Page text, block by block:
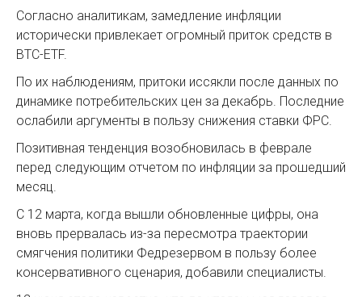
Согласно аналитикам, замедление инфляции
исторически привлекает огромный приток средств в
BTC-ETF.
По их наблюдениям, притоки иссякли после данных по
динамике потребительских цен за декабрь. Последние
ослабили аргументы в пользу снижения ставки ФРС.
Позитивная тенденция возобновилась в феврале
перед следующим отчетом по инфляции за прошедший
месяц.
С 12 марта, когда вышли обновленные цифры, она
вновь прервалась из-за пересмотра траектории
смягчения политики Федрезервом в пользу более
консервативного сценария, добавили специалисты.